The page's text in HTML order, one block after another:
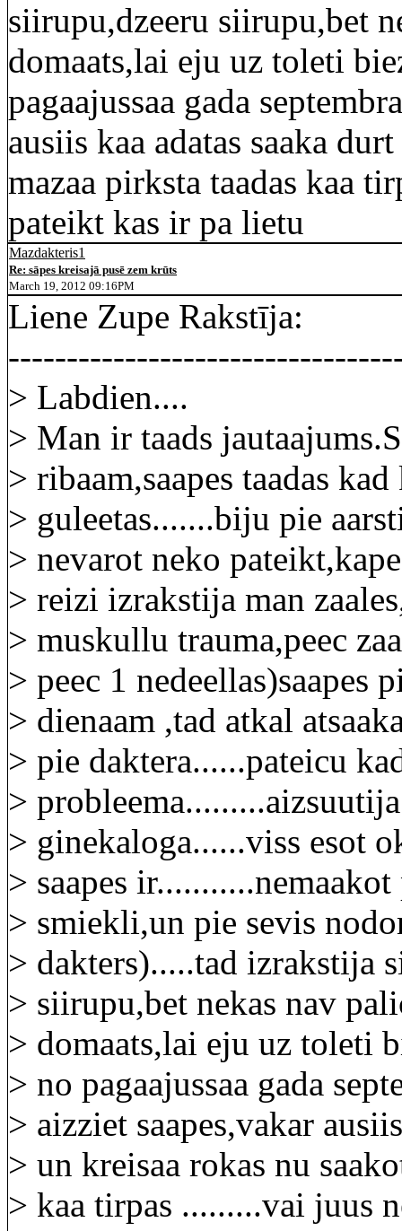
siirupu,dzeeru siirupu,bet
domaats,lai eju uz toleti
pagaajussaa gada
ausiis kaa adatas saaka
mazaa pirksta taadas kaa
pateikt kas ir pa lietu
Mazdakteris1
Re: sāpes kreisajā pusē zem krūts
March 19, 2012 09:16PM
Liene Zupe Rakstīja:
> Labdien....
> Man ir taads
> ribaam,saapes taadas
> guleetas.......biju pie
> nevarot neko
> reizi izrakstija man
> muskullu trauma,peec
> peec 1 nedeellas)saapes
> dienaam ,tad atkal
> pie daktera......pateicu
>
> ginekaloga......viss esot
> saapes
> smiekli,un pie sevis
> dakters).....tad izrakstija
> siirupu,bet nekas nav
> domaats,lai eju uz toleti
> no pagaajussaa gada
> aizziet saapes,vakar
> un kreisaa rokas nu
> kaa tirpas .........vai juus